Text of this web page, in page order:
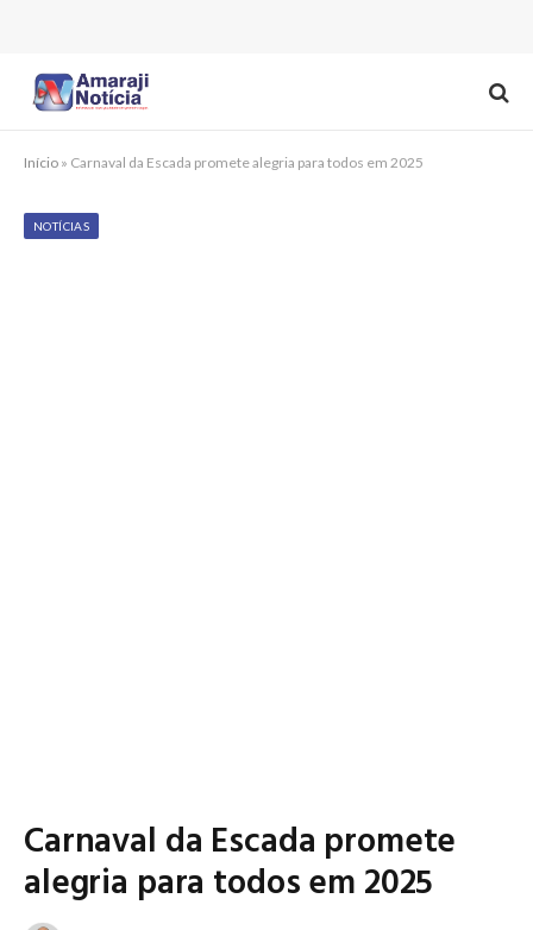
Início » Carnaval da Escada promete alegria para todos em 2025
NOTÍCIAS
Carnaval da Escada promete
alegria para todos em 2025